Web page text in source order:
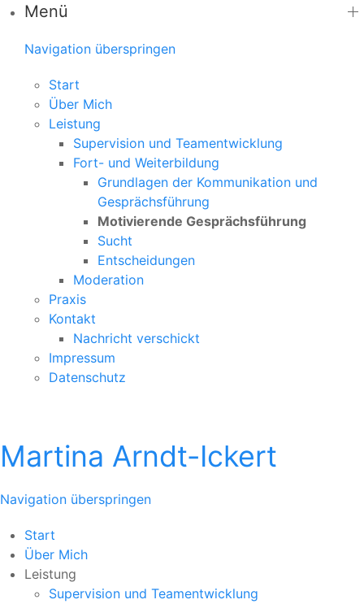
Menü
Navigation überspringen
Start
Über Mich
Leistung
Supervision und Teamentwicklung
Fort- und Weiterbildung
Grundlagen der Kommunikation und
Gesprächsführung
Motivierende Gesprächsführung
Sucht
Entscheidungen
Moderation
Praxis
Kontakt
Nachricht verschickt
Impressum
Datenschutz
Martina Arndt-Ickert
Navigation überspringen
Start
Über Mich
Leistung
Supervision und Teamentwicklung